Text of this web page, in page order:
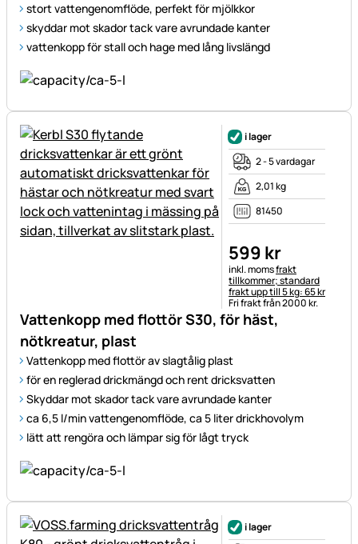
stort vattengenomflöde, perfekt för mjölkkor
skyddar mot skador tack vare avrundade kanter
vattenkopp för stall och hage med lång livslängd
Vattenkopp med flottör S30, för häst,
nötkreatur, plast
Vattenkopp med flottör av slagtålig plast
för en reglerad drickmängd och rent dricksvatten
Skyddar mot skador tack vare avrundade kanter
ca 6,5 l/min vattengenomflöde, ca 5 liter drickhovolym
lätt att rengöra och lämpar sig för lågt tryck
i lager
2 - 5 vardagar
2,01 kg
81450
599 kr
Skatteinformation:
inkl. momsfrakt
tillkommer; standard
frakt upp till 5 kg: 65 kr
Fri frakt från 2000 kr.
i lager